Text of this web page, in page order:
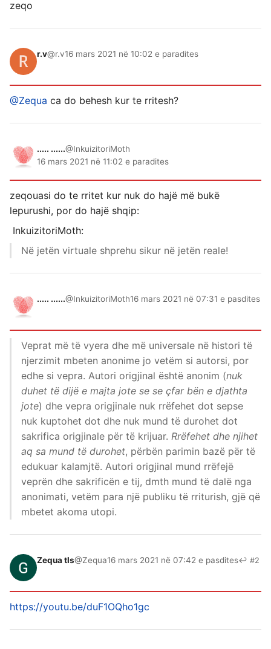
zeqo
r.v@r.v16 mars 2021 në 10:02 e paradites
@Zequa ca do behesh kur te rritesh?
..... ......@InkuizitoriMoth
16 mars 2021 në 11:02 e paradites
zeqouasi do te rritet kur nuk do hajë më bukë
lepurushi, por do hajë shqip:
InkuizitoriMoth:
Në jetën virtuale shprehu sikur në jetën reale!
..... ......@InkuizitoriMoth16 mars 2021 në 07:31 e pasdites
Veprat më të vyera dhe më universale në histori të
njerzimit mbeten anonime jo vetëm si autorsi, por
edhe si vepra. Autori origjinal është anonim (nuk
duhet të dijë e majta jote se se çfar bën e djathta
jote) dhe vepra origjinale nuk rrëfehet dot sepse
nuk kuptohet dot dhe nuk mund të durohet dot
sakrifica origjinale për të krijuar. Rrëfehet dhe njihet
aq sa mund të durohet, përbën parimin bazë për të
edukuar kalamjtë. Autori origjinal mund rrëfejë
veprën dhe sakrificën e tij, dmth mund të dalë nga
anonimati, vetëm para një publiku të rriturish, gjë që
mbetet akoma utopi.
Zequa tls@Zequa16 mars 2021 në 07:42 e pasdites↩ #2
https://youtu.be/duF1OQho1gc